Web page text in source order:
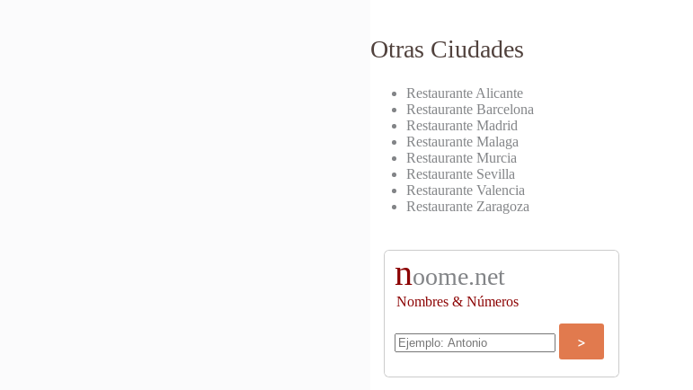
Otras Ciudades
Restaurante Alicante
Restaurante Barcelona
Restaurante Madrid
Restaurante Malaga
Restaurante Murcia
Restaurante Sevilla
Restaurante Valencia
Restaurante Zaragoza
noome.net
Nombres & Números